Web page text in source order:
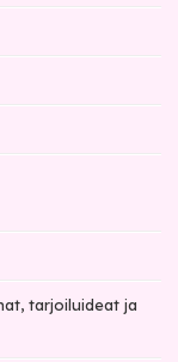
tarjoiluideat ja